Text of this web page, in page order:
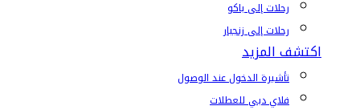
رحلات إلى باكو
رحلات إلى زنجبار
اكتشف المزيد
تأشيرة الدخول عند الوصول
فلاي دبي للعطلات